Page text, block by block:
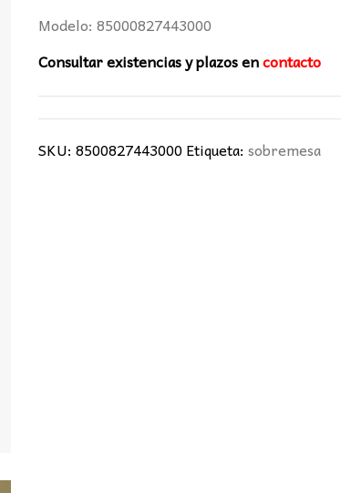
Modelo: 85000827443000
Consultar existencias y plazos encontacto
SKU: 8500827443000Etiqueta: sobremesa